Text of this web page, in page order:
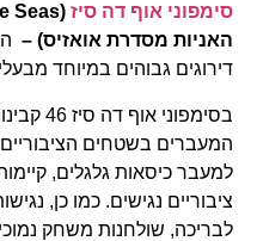
סימפוני אוף דה סיז(Symphony of the Seas
האניות מסדרת אואזיס) –
דירוגים גבוהים במיוחד מבעלי
בסימפוני אוף
המעברים בשטחים הציבוריים
למעבר כיסאות גלגלים, קיימות
ציבוריים נגישים. כמו כן,
לבריכה, שולחנות משחק נמוכים